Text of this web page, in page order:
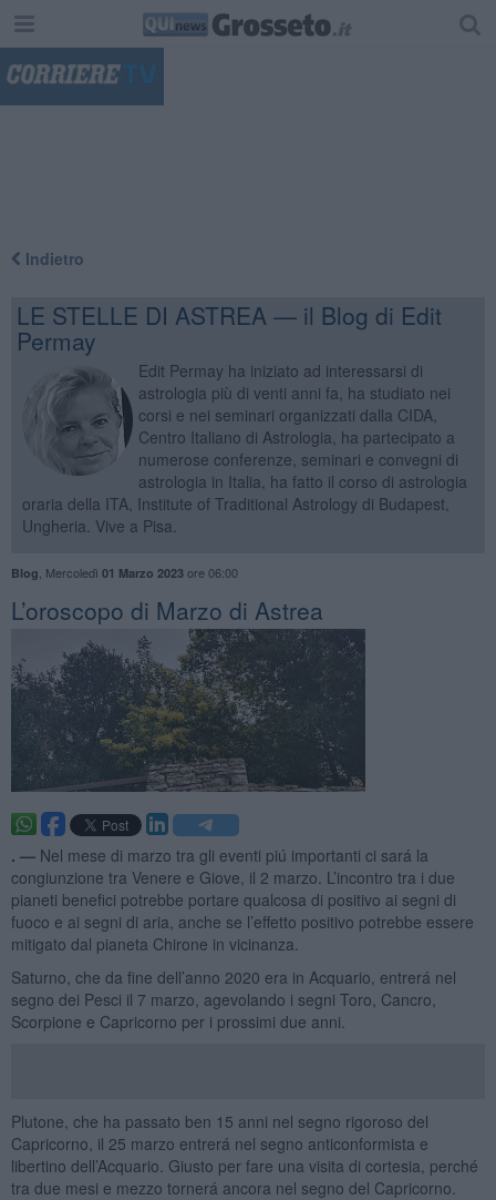
Indietro
LE STELLE DI ASTREA — il Blog di Edit
Permay
Edit Permay ha iniziato ad interessarsi di
astrologia più di venti anni fa, ha studiato nei
corsi e nei seminari organizzati dalla CIDA,
Centro Italiano di Astrologia, ha partecipato a
numerose conferenze, seminari e convegni di
astrologia in Italia, ha fatto il corso di astrologia
oraria della ITA, Institute of Traditional Astrology di Budapest,
Ungheria. Vive a Pisa.
Blog Mercoledì 01 Marzo 2023ore 06:00
L’oroscopo di Marzo di Astrea
. — Nel mese di marzo tra gli eventi piú importanti ci sará la
congiunzione tra Venere e Giove, il 2 marzo. L’incontro tra i due
pianeti benefici potrebbe portare qualcosa di positivo ai segni di
fuoco e ai segni di aria, anche se l’effetto positivo potrebbe essere
mitigato dal pianeta Chirone in vicinanza.
Saturno, che da fine dell’anno 2020 era in Acquario, entrerá nel
segno dei Pesci il 7 marzo, agevolando i segni Toro, Cancro,
Scorpione e Capricorno per i prossimi due anni.
Plutone, che ha passato ben 15 anni nel segno rigoroso del
Capricorno, il 25 marzo entrerá nel segno anticonformista e
libertino dell’Acquario. Giusto per fare una visita di cortesia, perché
tra due mesi e mezzo tornerá ancora nel segno del Capricorno.